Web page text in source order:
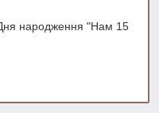
Дня народження "Нам 15